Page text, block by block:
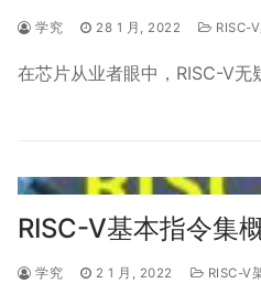
学究 28 1 月, 2022 RISC-
在芯片从业者眼中，RISC-V
RISC-V基本指令集
学究 2 1 月, 2022 RISC-V